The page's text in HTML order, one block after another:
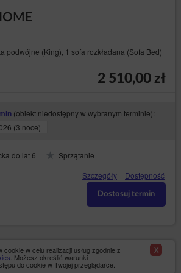
usług, wszelkie reklamacje Gość powinien
dni od dnia zakończenia pobytu.
wskazanie problemu.
rozpatruje reklamację w terminie 14 dni
podane w reklamacji wymagają
Usługodawca zwróci się o ich
w terminie wyznaczonym do rozpoznania
Termin, o którym mowa w pkt 3 biegnie dla
od momentu otrzymania uzupełnionej
jest obowiązany szczegółowo uzasadnić
w formie elektronicznej przyczyny
podwójne (King), 1 sofa rozkładana (Sofa Bed)
2 510,00 zł
(obiekt niedostępny w wybranym terminie):
(3 noce)
do lat 6
Sprzątanie
Szczegóły Dostępność
Dostosuj termin
w celu realizacji usług zgodnie z
. Możesz określić warunki
do cookie w Twojej przeglądarce.
X